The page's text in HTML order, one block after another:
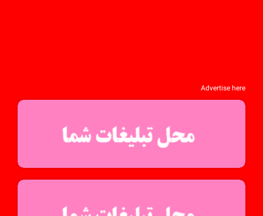
Advertise here